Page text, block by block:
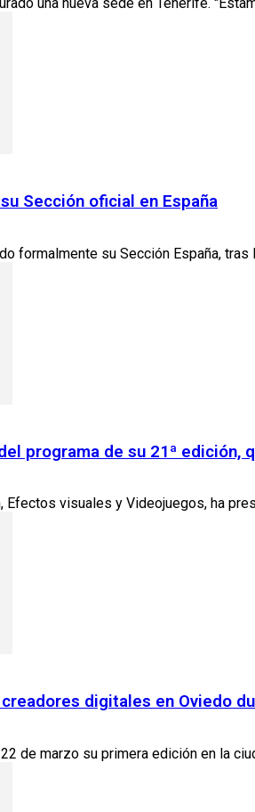
una nueva sede en Tenerife.
Sección oficial en España
formalmente su Sección España,
programa de su 21ª edición,
Efectos visuales y Videojuegos, ha
digitales en Oviedo
de marzo su primera edición en la